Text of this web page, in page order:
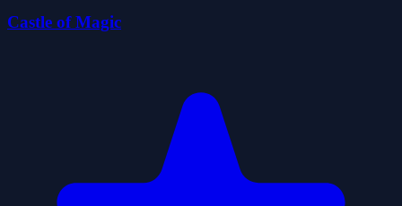
Castle of Magic